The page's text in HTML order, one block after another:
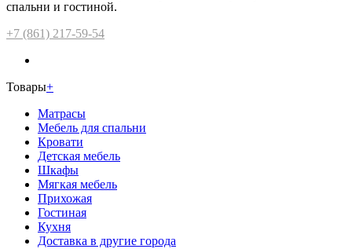
спальни и гостиной.
+7 (861) 217-59-54
Товары+
Матрасы
Мебель для спальни
Кровати
Детская мебель
Шкафы
Мягкая мебель
Прихожая
Гостиная
Кухня
Доставка в другие города